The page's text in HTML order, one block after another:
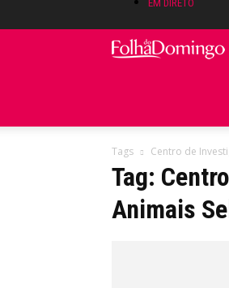
EM DIRETO
Tags Centro de
Tag:
Animais